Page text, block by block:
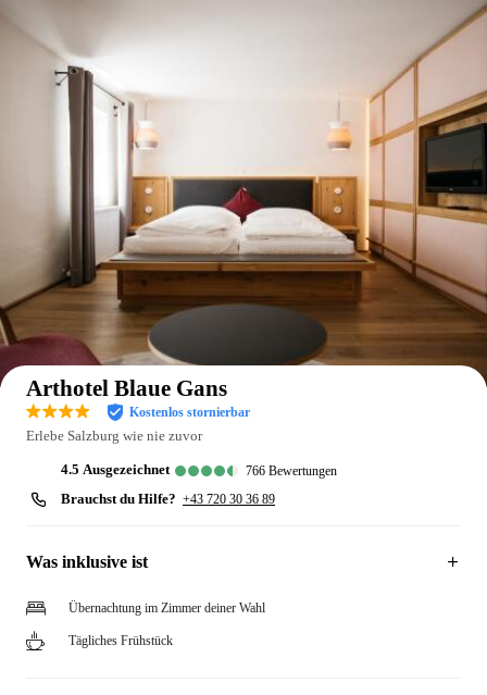
Auf der Karte anzeigen
Arthotel Blaue Gans
Kostenlos stornierbar
Erlebe Salzburg wie nie zuvor
4.5 ausgezeichnet 766 Bewertungen
Brauchst du Hilfe? +43 720 30 36 89
Was inklusive ist
Übernachtung im Zimmer deiner Wahl
Tägliches Frühstück